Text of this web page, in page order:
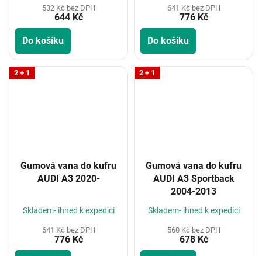
532 Kč bez DPH
644 Kč
Do košíku
641 Kč bez DPH
776 Kč
Do košíku
2 + 1
Gumová vana do kufru
AUDI A3 2020-
Skladem- ihned k expedici
641 Kč bez DPH
776 Kč
2 + 1
Gumová vana do kufru
AUDI A3 Sportback
2004-2013
Skladem- ihned k expedici
560 Kč bez DPH
678 Kč